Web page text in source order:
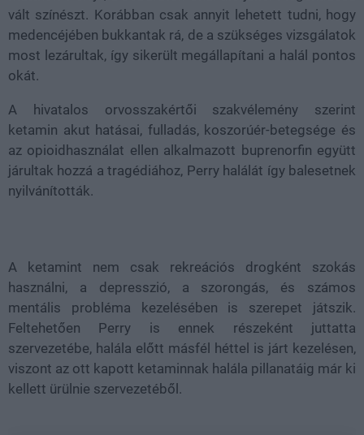
vált színészt. Korábban csak annyit lehetett tudni, hogy
medencéjében bukkantak rá, de a szükséges vizsgálatok
most lezárultak, így sikerült megállapítani a halál pontos
okát.
A hivatalos orvosszakértői szakvélemény szerint
ketamin akut hatásai, fulladás, koszorúér-betegsége és
az opioidhasználat ellen alkalmazott buprenorfin együtt
járultak hozzá a tragédiához, Perry halálát így balesetnek
nyilvánították.
A ketamint nem csak rekreációs drogként szokás
használni, a depresszió, a szorongás, és számos
mentális probléma kezelésében is szerepet játszik.
Feltehetően Perry is ennek részeként juttatta
szervezetébe, halála előtt másfél héttel is járt kezelésen,
viszont az ott kapott ketaminnak halála pillanatáig már ki
kellett ürülnie szervezetéből.